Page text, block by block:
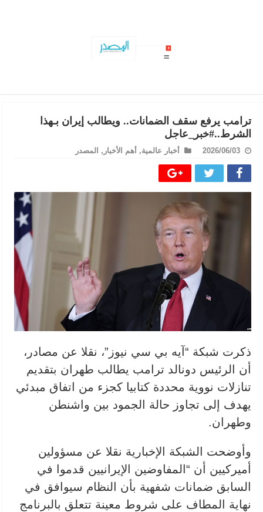
ترامب يرفع سقف الضمانات.. ويطالب إيران بـهذا
الشرط..#خبر_عاجل
2026/06/03 أخبار عالمية, أهم الأخبار , المصدر
ذكرت شبكة “آيه بي سي نيوز”، نقلا عن مصادر،
أن الرئيس دونالد ترامب يطالب طهران بتقديم
تنازلات نووية محددة كتابيا كجزء من اتفاق مبدئي
يهدف إلى تجاوز حالة الجمود بين واشنطن
وطهران.
وأوضحت الشبكة الإخبارية نقلا عن مسؤولين
أميركيين أن “المفاوضين الإيرانيين قدموا في
السابق ضمانات شفهية بأن النظام سيوافق في
نهاية المطاف على شروط معينة تتعلق بالبرنامج